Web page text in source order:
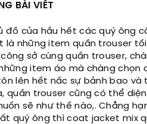
BÀI VIẾT
đồ của hầu hết các quý ông
là những item quần trouser
công sở cùng quần trouser,
những item áo mà chàng
lên hết nấc sự bảnh bao và
quần trouser cũng có thể
sẽ như thế nào,. Chẳng
quý ông thì coat jacket mix